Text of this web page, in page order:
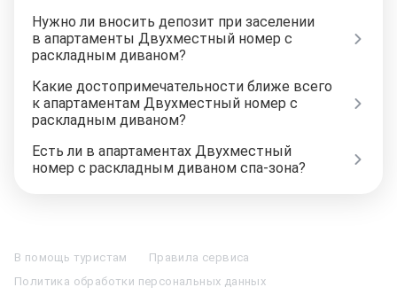
Нужно ли вносить депозит при заселении
в апартаменты Двухместный номер с
раскладным диваном?
Какие достопримечательности ближе всего
к апартаментам Двухместный номер с
раскладным диваном?
Есть ли в апартаментах Двухместный
номер с раскладным диваном спа-зона?
Отели в КазаниОтели в Нижнем Новгороде
Отель ПрезидентОтель Рэдиссон в СочиГостиница в Калининграде
В помощь туристам
Правила сервиса
Политика обработки персональных данных